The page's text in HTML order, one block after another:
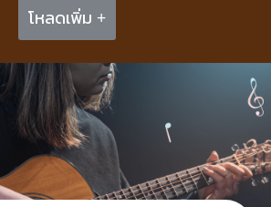
โหลดเพิ่ม +